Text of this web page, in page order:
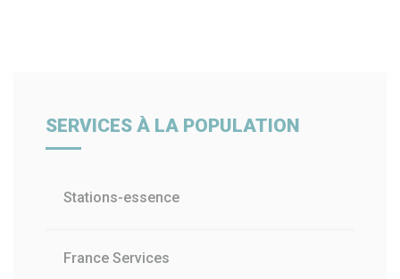
SERVICES À LA POPULATION
Stations-essence
France Services